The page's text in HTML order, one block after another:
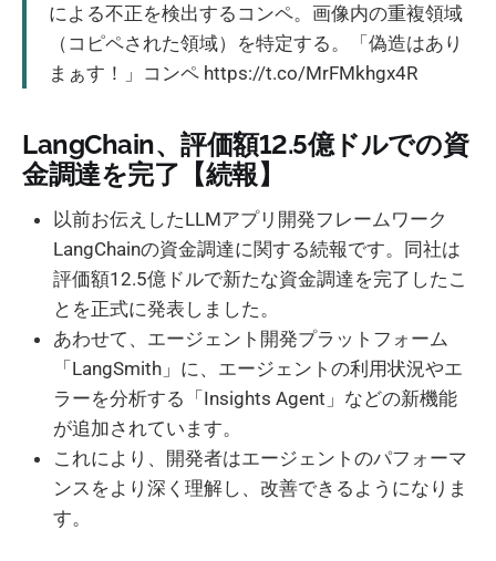
による不正を検出するコンペ。画像内の重複領域
（コピペされた領域）を特定する。「偽造はあり
まぁす！」コンペ https://t.co/MrFMkhgx4R
LangChain、評価額12.5億ドルでの資
金調達を完了【続報】
以前お伝えしたLLMアプリ開発フレームワーク
LangChainの資金調達に関する続報です。同社は
評価額12.5億ドルで新たな資金調達を完了したこ
とを正式に発表しました。
あわせて、エージェント開発プラットフォーム
「LangSmith」に、エージェントの利用状況やエ
ラーを分析する「Insights Agent」などの新機能
が追加されています。
これにより、開発者はエージェントのパフォーマ
ンスをより深く理解し、改善できるようになりま
す。